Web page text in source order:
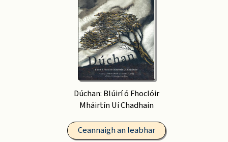
Dúchan: Blúirí ó Fhoclóir
Mháirtín Uí Chadhain
Ceannaigh an leabhar